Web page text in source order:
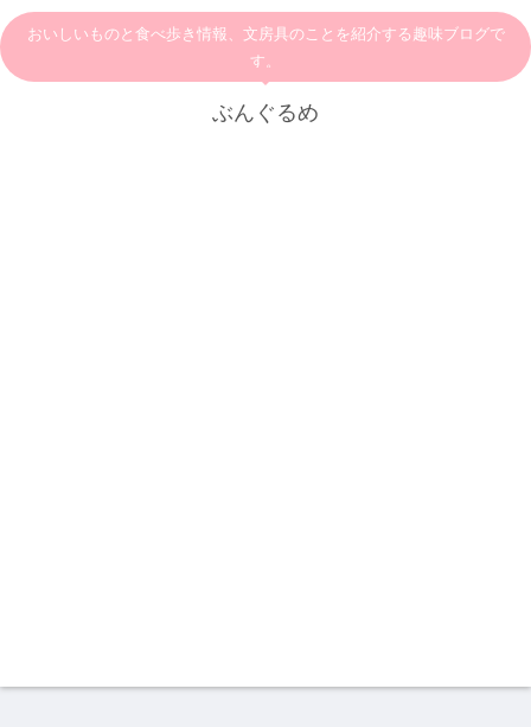
おいしいものと食べ歩き情報、文房具のことを紹介する趣味ブログで
す。
ぶんぐるめ